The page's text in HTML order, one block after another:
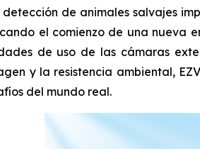
de animales salvajes
el comienzo de una nueva
de uso de las cámaras
y la resistencia ambiental,
del mundo real.